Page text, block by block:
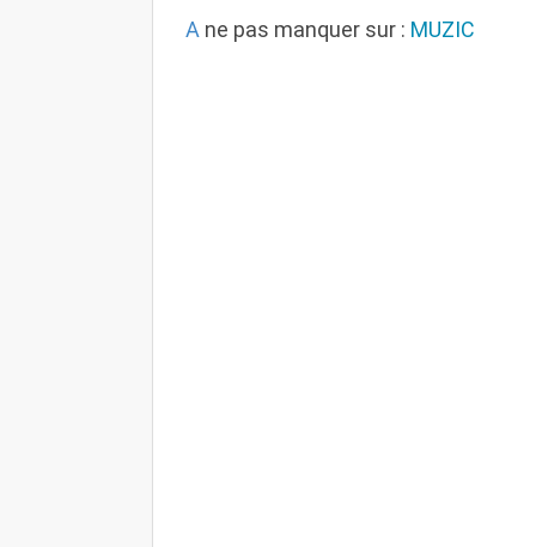
A ne pas manquer sur : MUZIC